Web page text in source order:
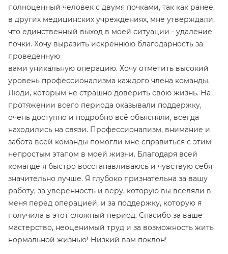
полноценный человек с двумя почками, так как ранее,
в других медицинских учреждениях, мне утверждали,
что единственный выход в моей ситуации - удаление
почки. Хочу выразить искреннюю благодарность за
проведенную
вами уникальную операцию. Хочу отметить высокий
уровень профессионализма каждого члена команды.
Люди, которым не страшно доверить свою жизнь. На
протяжении всего периода оказывали поддержку,
очень доступно и подробно всё объясняли, всегда
находились на связи. Профессионализм, внимание и
забота всей команды помогли мне справиться с этим
непростым этапом в моей жизни. Благодаря всей
команде я быстро восстанавливаюсь и чувствую себя
значительно лучше. Я глубоко признательна за вашу
работу, за уверенность и веру, которую вы вселяли в
меня перед операцией, и за поддержку, которую я
получила в этот сложный период. Спасибо за ваше
мастерство, неоценимый труд и за возможность жить
нормальной жизнью! Низкий вам поклон!